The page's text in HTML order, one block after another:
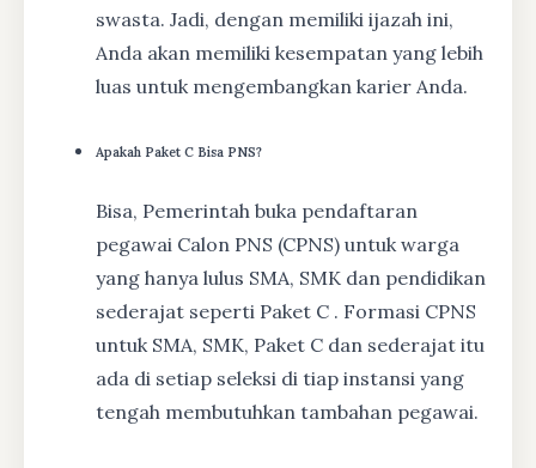
swasta. Jadi, dengan memiliki ijazah ini,
Anda akan memiliki kesempatan yang lebih
luas untuk mengembangkan karier Anda.
Apakah Paket C Bisa PNS?
Bisa, Pemerintah buka pendaftaran
pegawai Calon PNS (CPNS) untuk warga
yang hanya lulus SMA, SMK dan pendidikan
sederajat seperti Paket C . Formasi CPNS
untuk SMA, SMK, Paket C dan sederajat itu
ada di setiap seleksi di tiap instansi yang
tengah membutuhkan tambahan pegawai.